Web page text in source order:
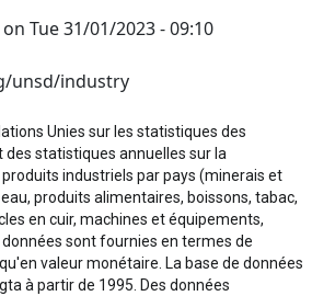
on Tue 31/01/2023 - 09:10
de statistique des Nations
unsd/industry
Unies sur les statistiques des
statistiques annuelles sur la
industriels par pays (minerais et
produits alimentaires, boissons, tabac,
en cuir, machines et équipements,
sont fournies en termes de
valeur monétaire. La base de données
à partir de 1995. Des données